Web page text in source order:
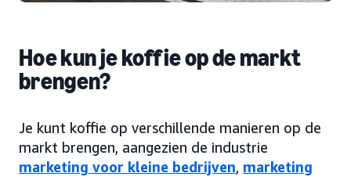
Hoe kun je koffie op de markt
brengen?
Je kunt koffie op verschillende manieren op de
markt brengen, aangezien de industrie
marketing voor kleine bedrijven, marketing